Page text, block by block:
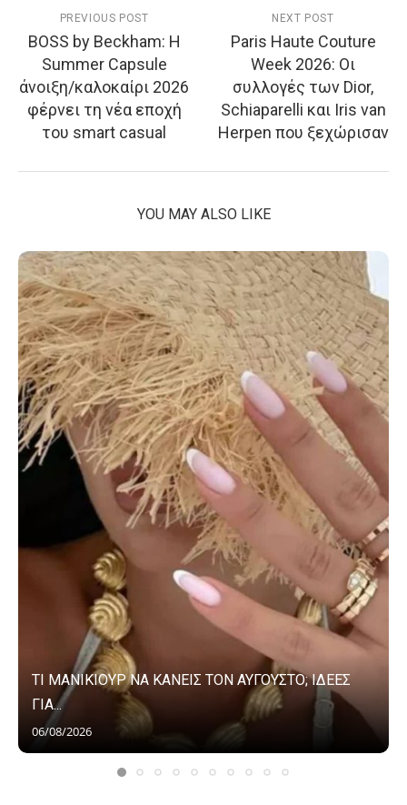
PREVIOUS POST
BOSS by Beckham: Η
Summer Capsule
άνοιξη/καλοκαίρι 2026
φέρνει τη νέα εποχή
του smart casual
NEXT POST
Paris Haute Couture
Week 2026: Οι
συλλογές των Dior,
Schiaparelli και Iris van
Herpen που ξεχώρισαν
YOU MAY ALSO LIKE
ΤΙ ΜΑΝΙΚΙΟΥΡ ΝΑ ΚΑΝΕΙΣ ΤΟΝ ΑΥΓΟΥΣΤΟ; ΙΔΕΕΣ
ΓΙΑ...
06/08/2026